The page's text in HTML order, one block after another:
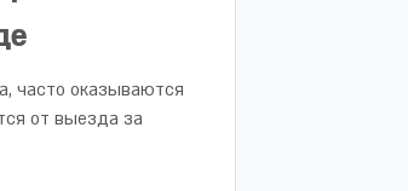
часто оказываются
от выезда за